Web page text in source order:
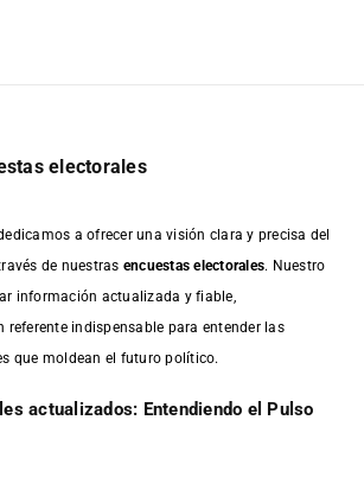
electorales
a ofrecer una visión clara y precisa del
de nuestras encuestas electorales. Nuestro
información actualizada y fiable,
referente indispensable para entender las
que moldean el futuro político.
actualizados: Entendiendo el Pulso